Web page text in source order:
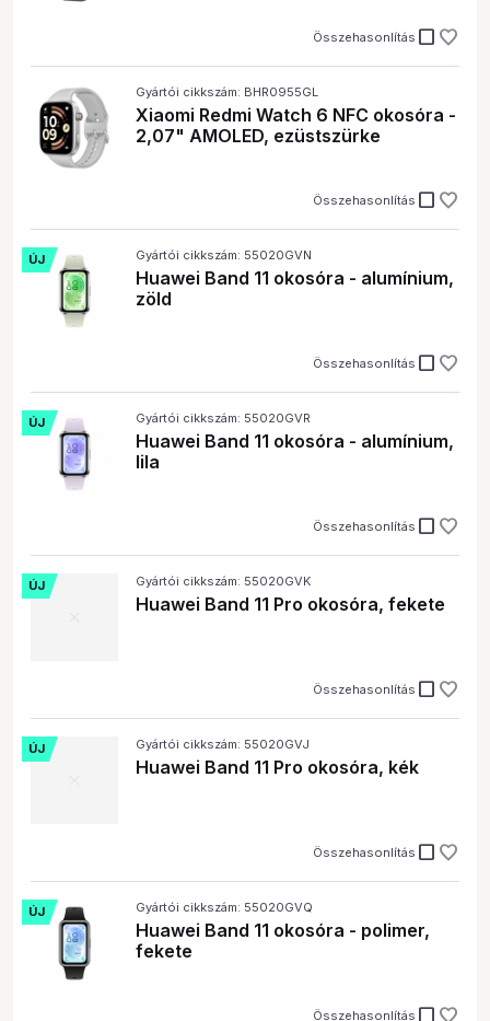
Összehasonlítás check_box_outline_blank
Gyártói cikkszám: BHR0955GL
Xiaomi Redmi Watch 6 NFC okosóra -
2,07" AMOLED, ezüstszürke
Összehasonlítás check_box_outline_blank
ÚJ Gyártói cikkszám: 55020GVN
Huawei Band 11 okosóra - alumínium,
zöld
Összehasonlítás check_box_outline_blank
ÚJ Gyártói cikkszám: 55020GVR
Huawei Band 11 okosóra - alumínium,
lila
Összehasonlítás check_box_outline_blank
ÚJ Gyártói cikkszám: 55020GVK
Huawei Band 11 Pro okosóra, fekete
Összehasonlítás check_box_outline_blank
ÚJ Gyártói cikkszám: 55020GVJ
Huawei Band 11 Pro okosóra, kék
Összehasonlítás check_box_outline_blank
ÚJ Gyártói cikkszám: 55020GVQ
Huawei Band 11 okosóra - polimer,
fekete
Összehasonlítás check_box_outline_blank